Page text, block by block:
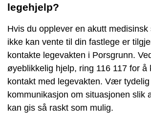
legehjelp?
Hvis du opplever en akutt medisinsk
ikke kan vente til din fastlege er
kontakte legevakten i Porsgrunn.
øyeblikkelig hjelp, ring 116 117 for å
kontakt med legevakten. Vær tydelig
kommunikasjon om situasjonen slik
kan gis så raskt som mulig.